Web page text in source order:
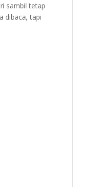
sambil tetap
dibaca, tapi